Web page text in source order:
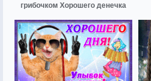
грибочком Хорошего денечка